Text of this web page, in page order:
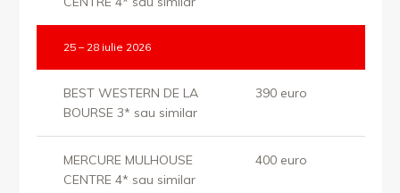
25 – 28 iulie 2026
BEST WESTERN DE LA
BOURSE 3* sau similar
390 euro
MERCURE MULHOUSE
CENTRE 4* sau similar
400 euro